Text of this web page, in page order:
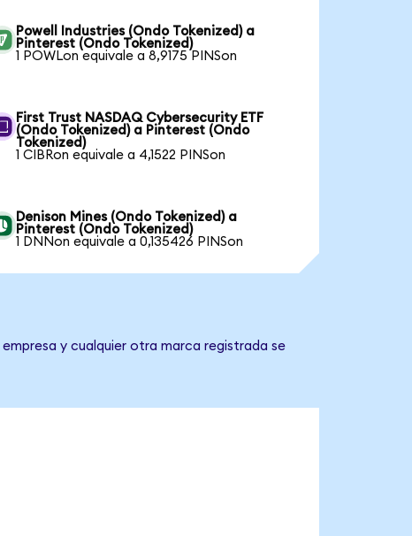
Powell Industries (Ondo Tokenized) a
Pinterest (Ondo Tokenized)
1 POWLon equivale a 8,9175 PINSon
First Trust NASDAQ Cybersecurity ETF
(Ondo Tokenized) a Pinterest (Ondo
Tokenized)
1 CIBRon equivale a 4,1522 PINSon
Denison Mines (Ondo Tokenized) a
Pinterest (Ondo Tokenized)
1 DNNon equivale a 0,135426 PINSon
y cualquier otra marca registrada se